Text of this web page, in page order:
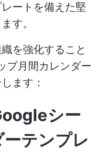
ートを備えた堅
す。
を強化すること
プ月間カレンダー
ます：
シー
ーテンプレ